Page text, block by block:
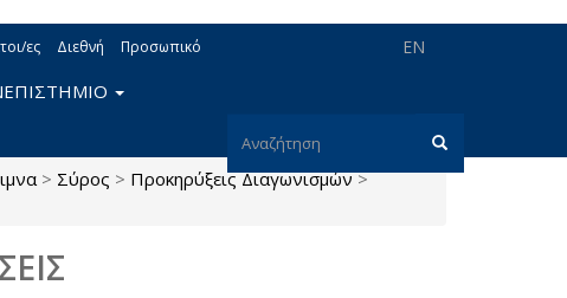
EN
ες Διεθνή Προσωπικό
Φόρμα
αναζήτησης
Αναζήτηση
> Σύρος > Προκηρύξεις Διαγωνισμών >